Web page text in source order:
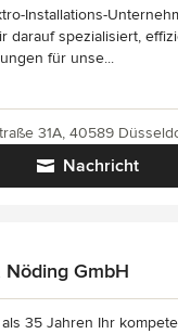
Installations-
darauf spezialisiert,
für unse...
Nachricht
31A, 40589
GmbH
35 Jahren Ihr